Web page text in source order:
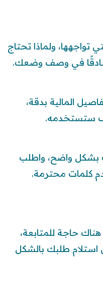
تواجهها، ولماذا تحتاج
في وصف وضعك.
المالية بدقة،
ستستخدمه.
بشكل واضح، واطلب
كلمات محترمة.
حاجة للمتابعة،
استلام طلبك بالشكل